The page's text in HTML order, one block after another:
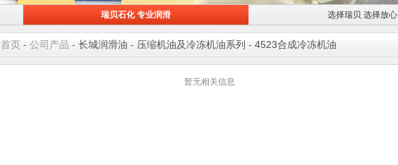
瑞贝石化 专业润滑
瑞贝石化 专业润滑
选择瑞贝 选择放心
选择瑞贝 选择放心
首页 - 公司产品 - 长城润滑油 - 压缩机油及冷冻机油系列 - 4523合成冷冻机油
暂无相关信息